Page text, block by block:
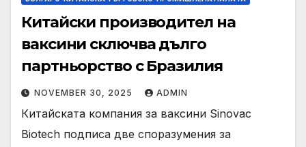
Китайски производител на
ваксини сключва дълго
партньорство с Бразилия
NOVEMBER 30, 2025 ADMIN
Китайската компания за ваксини Sinovac
Biotech подписа две споразумения за